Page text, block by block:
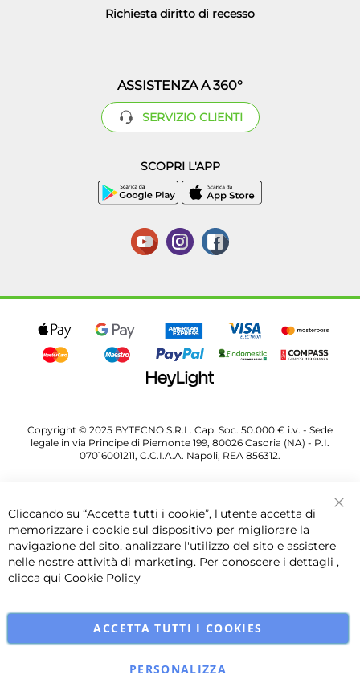
Richiesta diritto di recesso
ASSISTENZA A 360°
SERVIZIO CLIENTI
SCOPRI L'APP
Copyright © 2025 BYTECNO S.R.L. Cap. Soc. 50.000 € i.v. - Sede
legale in via Principe di Piemonte 199, 80026 Casoria (NA) - P.I.
07016001211, C.C.I.A.A. Napoli, REA 856312.
Cliccando su “Accetta tutti i cookie”, l'utente accetta di
memorizzare i cookie sul dispositivo per migliorare la
navigazione del sito, analizzare l'utilizzo del sito e assistere
nelle nostre attività di marketing. Per conoscere i dettagli ,
clicca qui Cookie Policy
ACCETTA TUTTI I COOKIES
PERSONALIZZA